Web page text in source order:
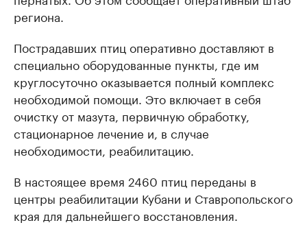
региона.
Пострадавших птиц оперативно доставляют в
специально оборудованные пункты, где им
круглосуточно оказывается полный комплекс
необходимой помощи. Это включает в себя
очистку от мазута, первичную обработку,
стационарное лечение и, в случае
необходимости, реабилитацию.
В настоящее время 2460 птиц переданы в
центры реабилитации Кубани и Ставропольского
края для дальнейшего восстановления.